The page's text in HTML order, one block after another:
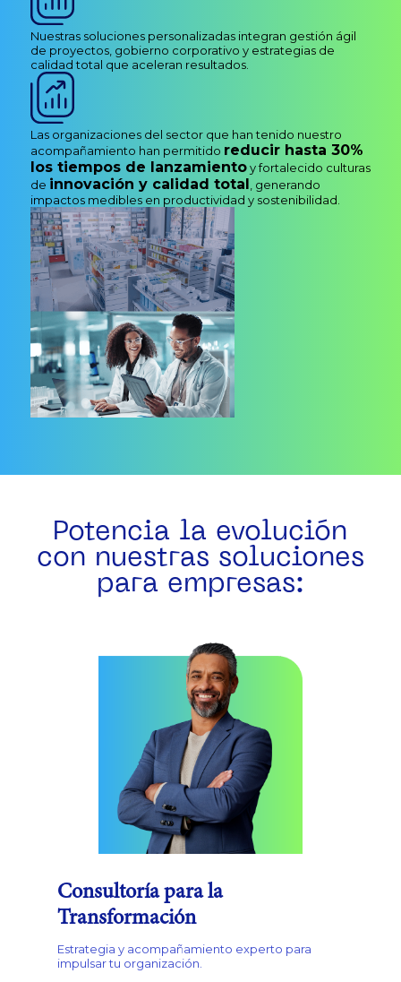
Nuestras soluciones personalizadas integran gestión ágil
de proyectos, gobierno corporativo y estrategias de
calidad total que aceleran resultados.
Las organizaciones del sector que han tenido nuestro
acompañamiento han permitido reducir hasta 30%
los tiempos de lanzamientoy fortalecido culturas
de innovación y calidad total , generando
impactos medibles en productividad y sostenibilidad.
Potencia la evolución
con nuestras soluciones
para empresas:
Consultoría para la
Transformación
Estrategia y acompañamiento experto para
impulsar tu organización.